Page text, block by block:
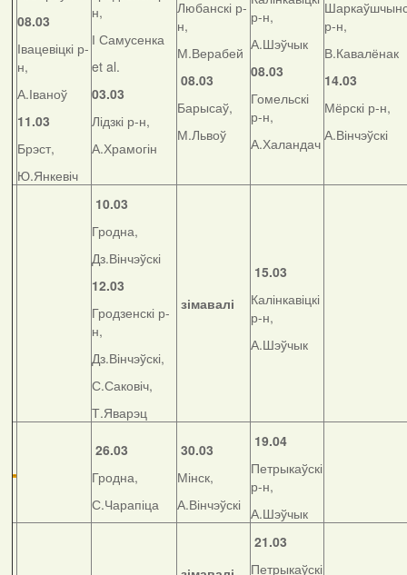
08.03
Івацевіцкі р-
н,
А.Іваноў
11.03
Брэст,
Ю.Янкевіч
н,
І Самусенка
et al.
03.03
Лідзкі р-н,
А.Храмогін
Любанскі р-
н,
М.Верабей
08.03
Барысаў,
М.Львоў
р-н,
А.Шэўчык
08.03
Гомельскі
р-н,
А.Халандач
р-н,
В.Кавалёнак
14.03
Мёрскі р-н,
А.Вінчэўскі
10.03
Гродна,
Дз.Вінчэўскі
12.03
Гродзенскі р-
н,
Дз.Вінчэўскі,
С.Саковіч,
Т.Яварэц
зімавалі
15.03
Калінкавіцкі
р-н,
А.Шэўчык
26.03
Гродна,
С.Чарапіца
30.03
Мінск,
А.Вінчэўскі
19.04
Петрыкаўскі
р-н,
А.Шэўчык
21.03
Петрыкаўскі